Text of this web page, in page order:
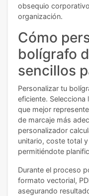
obsequio
organización.
Cómo
bolígrafo
sencillos
Personalizar tu
eficiente. Selecciona
que mejor
de marcaje más
personalizador
unitario, coste total
permitiéndote
Durante el proceso
formato vectorial,
asegurando